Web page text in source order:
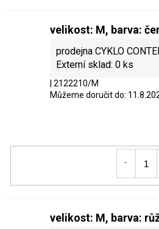
velikost: M, barva:
0 ks
| 2122210/M
Můžeme doručit do:
velikost: M, barva: